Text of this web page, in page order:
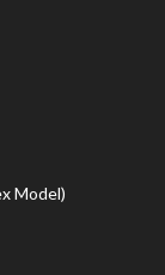
Model)